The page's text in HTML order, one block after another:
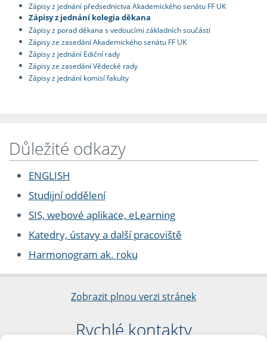
Zápisy z jednání předsednictva Akademického senátu FF UK
Zápisy z jednání kolegia děkana
Zápisy z porad děkana s vedoucími základních součástí
Zápisy ze zasedání Akademického senátu FF UK
Zápisy z jednání Ediční rady
Zápisy ze zasedání Vědecké rady
Zápisy z jednání komisí fakulty
Důležité odkazy
ENGLISH
Studijní oddělení
SIS, webové aplikace, eLearning
Katedry, ústavy a další pracoviště
Harmonogram ak. roku
Zobrazit plnou verzi stránek
Rychlé kontakty